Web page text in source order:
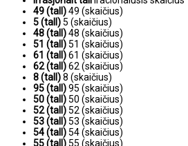
49 (tall)49 (skaičius)
5 (tall)5 (skaičius)
48 (tall)48 (skaičius)
51 (tall)51 (skaičius)
61 (tall)61 (skaičius)
62 (tall)62 (skaičius)
8 (tall)8 (skaičius)
95 (tall)95 (skaičius)
50 (tall)50 (skaičius)
52 (tall)52 (skaičius)
53 (tall)53 (skaičius)
54 (tall)54 (skaičius)
55 (tall)55 (skaičius)